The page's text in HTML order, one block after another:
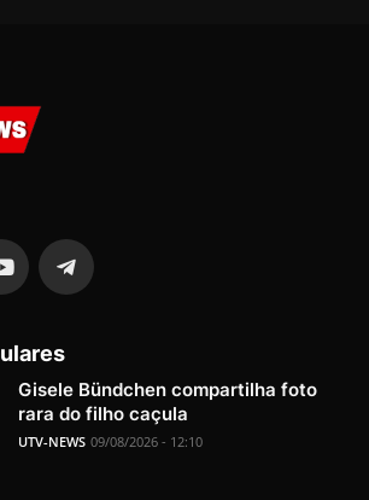
Gisele Bündchen compartilha foto
rara do filho caçula
UTV-NEWS 09/08/2026 - 12:10